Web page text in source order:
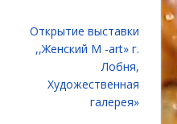
Открытие выставки
,,Женский М -art» г.
Лобня,
Художественная
галерея»